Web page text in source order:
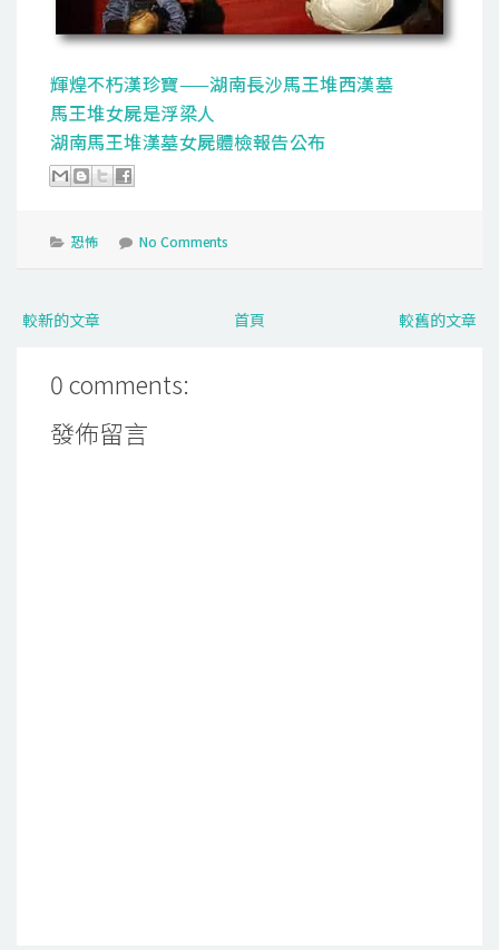
輝煌不朽漢珍寶——湖南長沙馬王堆西漢墓
馬王堆女屍是浮梁人
湖南馬王堆漢墓女屍體檢報告公布
恐怖 No Comments
較新的文章 較舊的文章
首頁
0 comments:
發佈留言